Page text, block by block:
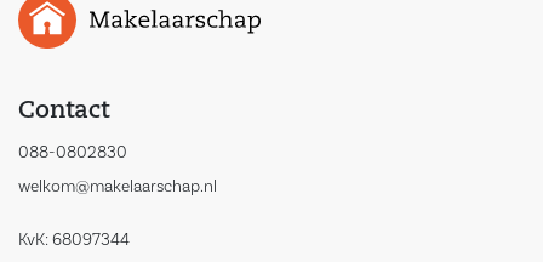
Contact
088-0802830
welkom@makelaarschap.nl
KvK: 68097344